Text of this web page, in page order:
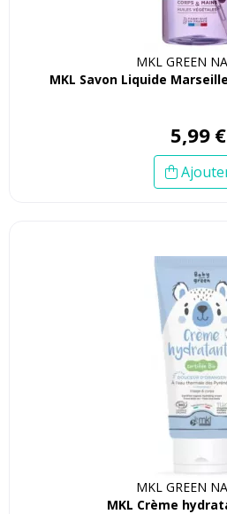
MKL GREEN
MKL Savon Liquide
5,99 €
MKL GREEN
MKL Crème